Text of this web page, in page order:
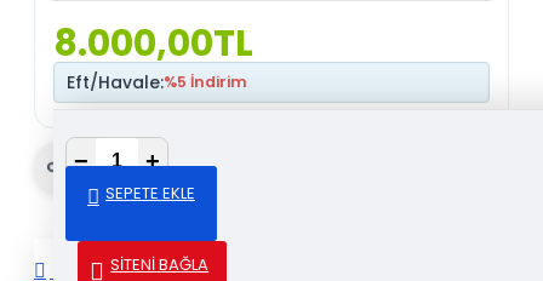
8.000,00TL
Eft/Havale:%5 İndirim
− +
SEPETE EKLE
SİTENİ BAĞLA
Gönder & Paylaş
DETAYLI AÇIKLAMA